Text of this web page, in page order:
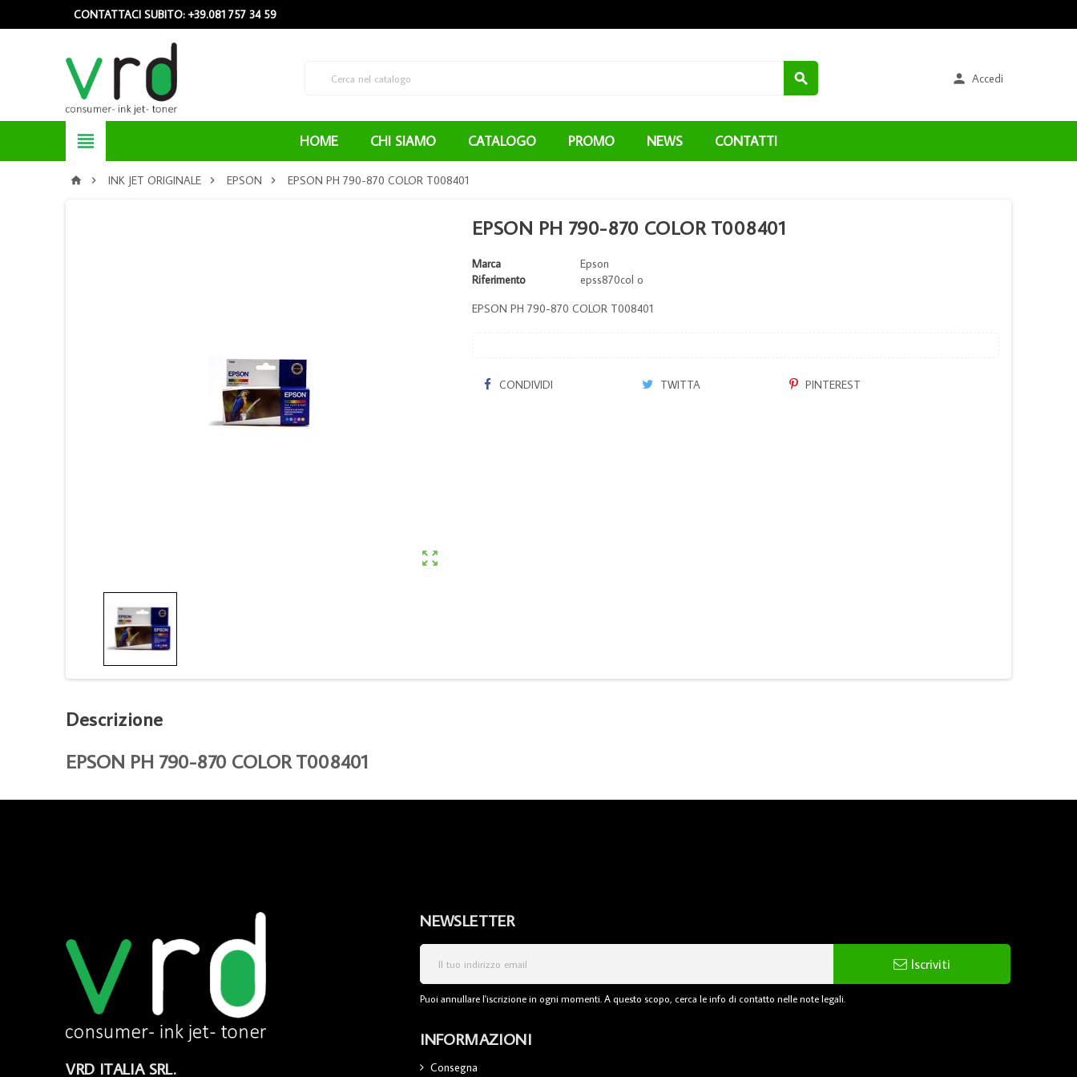
CONTATTACI SUBITO: +39.081 757 34 59
  Accedi
 HOME CHI SIAMO CATALOGO PROMO NEWS CONTATTI
  INK JET ORIGINALE  EPSON  EPSON PH 790-870 COLOR T008401

EPSON PH 790-870 COLOR T008401
Marca
Epson
Riferimento
epss870col o
EPSON PH 790-870 COLOR T008401
CONDIVIDI TWITTA PINTEREST
Descrizione
EPSON PH 790-870 COLOR T008401
VRD ITALIA SRL.
NEWSLETTER
Iscriviti
Puoi annullare l'iscrizione in ogni momenti. A questo scopo, cerca le info di contatto nelle note legali.
INFORMAZIONI
Consegna